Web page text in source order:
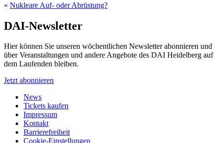
« Nukleare Auf- oder Abrüstung?
DAI-Newsletter
Hier können Sie unseren wöchentlichen Newsletter abonnieren und
über Veranstaltungen und andere Angebote des DAI Heidelberg auf
dem Laufenden bleiben.
Jetzt abonnieren
News
Tickets kaufen
Impressum
Kontakt
Barrierefreiheit
Cookie-Einstellungen